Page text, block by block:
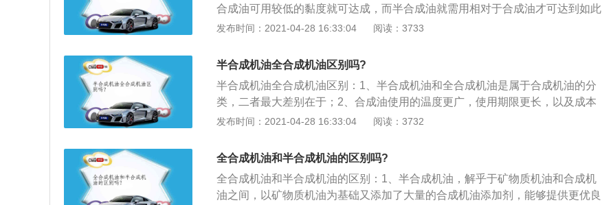
合成油可用较低的黏度就可达成，而半合成油就需用相对于合成油才可达到如此
要求；2、在相同的工作环境里，全合成油用较低的黏度就可以保护引擎；3、在
多；
发布时间：2021-04-28 16:33:04 阅读：3733
半合成机油全合成机油区别吗?
半合成机油全合成机油区别：1、半合成机油和全合成机油是属于合成机油的分
类，二者最大差别在于；2、合成油使用的温度更广，使用期限更长，以及成本
更高；同样的油膜要求，合成油可用较低的黏度就可达成，而矿物油就需用相对
使用期限比矿物油长很多，因此成本较高，但是比较换油次数之后，并不比矿物
油高多少；
发布时间：2021-04-28 16:33:04 阅读：3732
全合成机油和半合成机油的区别吗?
全合成机油和半合成机油的区别：1、半合成机油，解乎于矿物质机油和合成机
油之间，以矿物质机油为基础又添加了大量的合成机油添加剂，能够提供更优良